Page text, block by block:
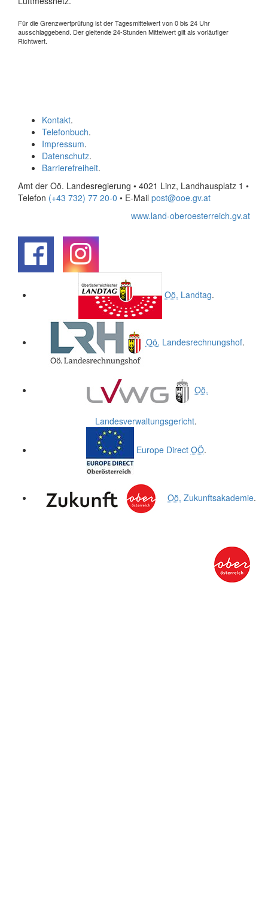
Für die Grenzwertprüfung ist der Tagesmittelwert von 0 bis 24 Uhr
ausschlaggebend. Der gleitende 24-Stunden Mittelwert gilt als vorläufiger
Richtwert.
Kontakt.
Telefonbuch.
Impressum.
Datenschutz.
Barrierefreiheit.
Amt der Oö. Landesregierung • 4021 Linz, Landhausplatz 1 •
Telefon (+43 732) 77 20-0 • E-Mail post@ooe.gv.at
www.land-oberoesterreich.gv.at
Oö. Landtag.
Oö. Landesrechnungshof.
Oö.
Landesverwaltungsgericht.
Europe Direct OÖ.
Oö. Zukunftsakademie.